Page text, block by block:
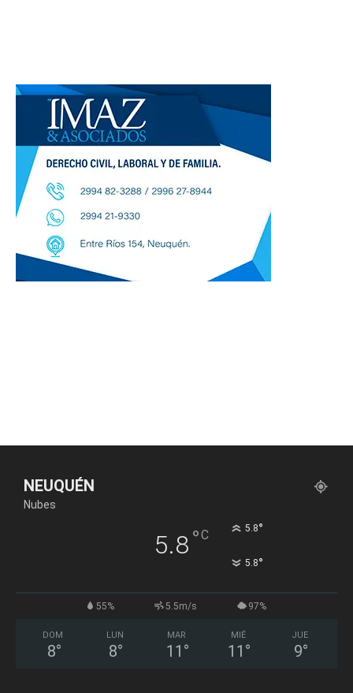
NEUQUÉN
Nubes
5.8°C 5.8°
5.8°
55% 5.5m/s 97%
DOM
8°
LUN
8°
MAR
11 °
MIÉ
11 °
JUE
9°